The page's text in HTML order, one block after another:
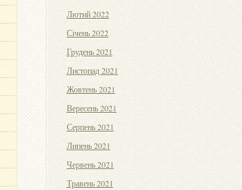
Лютий 2022
Січень 2022
Грудень 2021
Листопад 2021
Жовтень 2021
Вересень 2021
Серпень 2021
Липень 2021
Червень 2021
Травень 2021